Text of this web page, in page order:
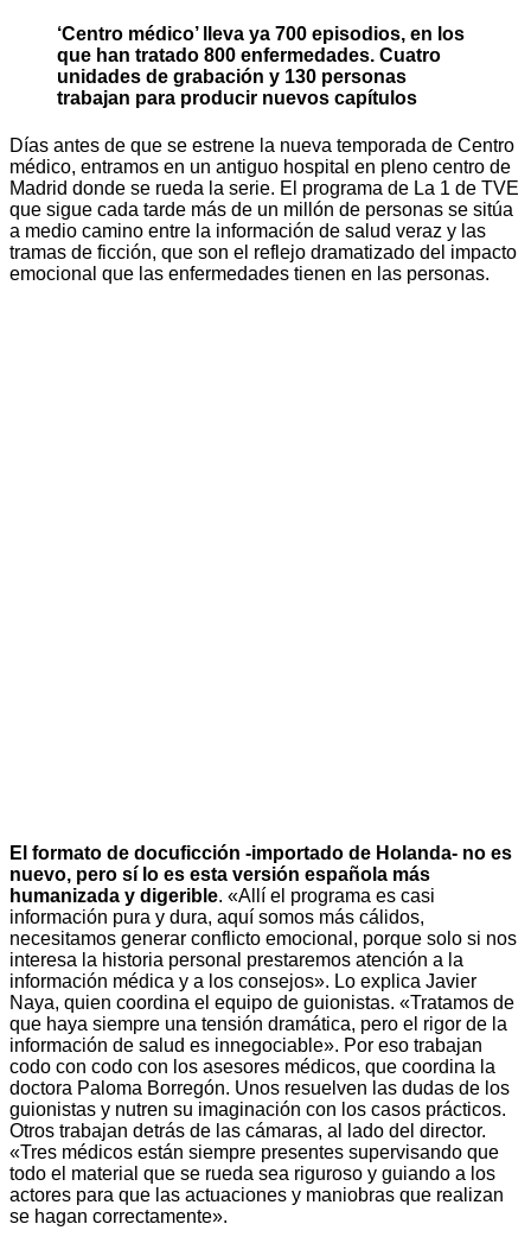
‘Centro médico’ lleva ya 700 episodios, en los
que han tratado 800 enfermedades. Cuatro
unidades de grabación y 130 personas
trabajan para producir nuevos capítulos
Días antes de que se estrene la nueva temporada de Centro
médico, entramos en un antiguo hospital en pleno centro de
Madrid donde se rueda la serie. El programa de La 1 de TVE
que sigue cada tarde más de un millón de personas se sitúa
a medio camino entre la información de salud veraz y las
tramas de ficción, que son el reflejo dramatizado del impacto
emocional que las enfermedades tienen en las personas.
El formato de docuficción -importado de Holanda- no es
nuevo, pero sí lo es esta versión española más
humanizada y digerible. «Allí el programa es casi
información pura y dura, aquí somos más cálidos,
necesitamos generar conflicto emocional, porque solo si nos
interesa la historia personal prestaremos atención a la
información médica y a los consejos». Lo explica Javier
Naya, quien coordina el equipo de guionistas. «Tratamos de
que haya siempre una tensión dramática, pero el rigor de la
información de salud es innegociable». Por eso trabajan
codo con codo con los asesores médicos, que coordina la
doctora Paloma Borregón. Unos resuelven las dudas de los
guionistas y nutren su imaginación con los casos prácticos.
Otros trabajan detrás de las cámaras, al lado del director.
«Tres médicos están siempre presentes supervisando que
todo el material que se rueda sea riguroso y guiando a los
actores para que las actuaciones y maniobras que realizan
se hagan correctamente».